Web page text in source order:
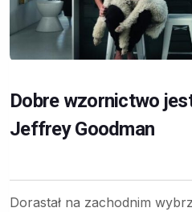
Dobre wzornictwo
Jeffrey Goodman
Dorastał na zachodnim